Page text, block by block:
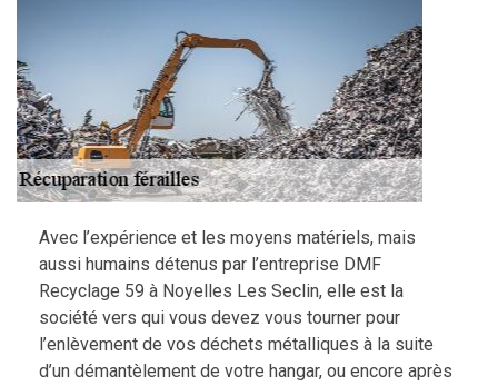
Avec l’expérience et les moyens matériels, mais
aussi humains détenus par l’entreprise DMF
Recyclage 59 à Noyelles Les Seclin, elle est la
société vers qui vous devez vous tourner pour
l’enlèvement de vos déchets métalliques à la suite
d’un démantèlement de votre hangar, ou encore après